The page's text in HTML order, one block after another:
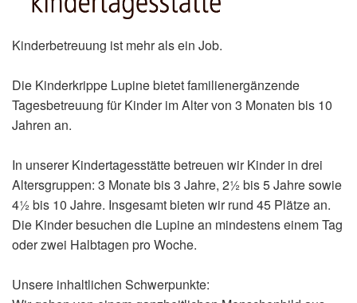
Kinderbetreuung ist mehr als ein Job.
Die Kinderkrippe Lupine bietet familienergänzende
Tagesbetreuung für Kinder im Alter von 3 Monaten bis 10
Jahren an.
In unserer Kindertagesstätte betreuen wir Kinder in drei
Altersgruppen: 3 Monate bis 3 Jahre, 2½ bis 5 Jahre sowie
4½ bis 10 Jahre. Insgesamt bieten wir rund 45 Plätze an.
Die Kinder besuchen die Lupine an mindestens einem Tag
oder zwei Halbtagen pro Woche.
Unsere inhaltlichen Schwerpunkte: